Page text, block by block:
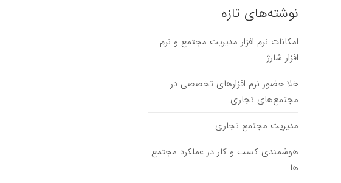
نوشته‌های تازه
امکانات نرم افزار مدیریت مجتمع و نرم
افزار شارژ
خلا حضور نرم افزارهای تخصصی در
مجتمع‌های تجاری
مدیریت مجتمع تجاری
هوشمندی کسب و کار در عملکرد مجتمع
ها